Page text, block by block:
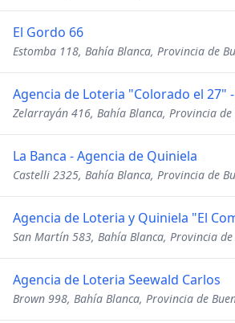
El Gordo 66
Estomba 118, Bahía Blanca, Provincia de
Agencia de Loteria "Colorado el 27"
Zelarrayán 416, Bahía Blanca, Provincia de
La Banca - Agencia de Quiniela
Castelli 2325, Bahía Blanca, Provincia de
Agencia de Loteria y Quiniela "El
San Martín 583, Bahía Blanca, Provincia de
Agencia de Loteria Seewald Carlos
Brown 998, Bahía Blanca, Provincia de